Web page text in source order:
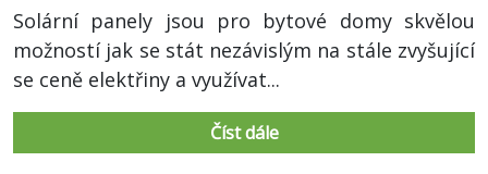
Solární panely jsou pro bytové domy skvělou
možností jak se stát nezávislým na stále zvyšující
se ceně elektřiny a využívat...
Číst dále